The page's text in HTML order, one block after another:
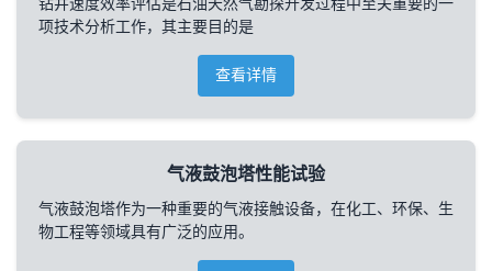
钻井速度效率评估是石油天然气勘探开发过程中至关重要的一
项技术分析工作，其主要目的是
查看详情
气液鼓泡塔性能试验
气液鼓泡塔作为一种重要的气液接触设备，在化工、环保、生
物工程等领域具有广泛的应用。